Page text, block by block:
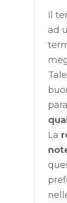
Il
ad
La